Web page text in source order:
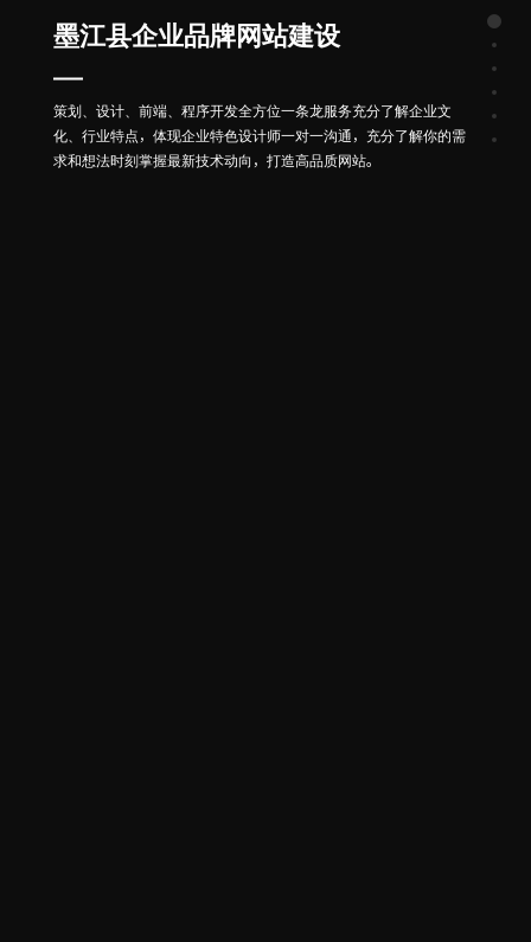
墨江县企业品牌网站建设
策划、设计、前端、程序开发全方位一条龙服务充分了解企业文
化、行业特点，体现企业特色设计师一对一沟通，充分了解你的需
求和想法时刻掌握最新技术动向，打造高品质网站。